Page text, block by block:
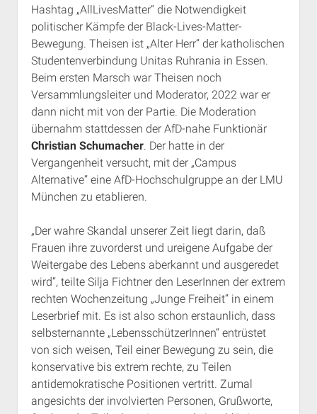
Hashtag „AllLivesMatter“ die Notwendigkeit
politischer Kämpfe der Black-Lives-Matter-
Bewegung. Theisen ist „Alter Herr“ der katholischen
Studentenverbindung Unitas Ruhrania in Essen.
Beim ersten Marsch war Theisen noch
Versammlungsleiter und Moderator, 2022 war er
dann nicht mit von der Partie. Die Moderation
übernahm stattdessen der AfD-nahe Funktionär
Christian Schumacher. Der hatte in der
Vergangenheit versucht, mit der „Campus
Alternative“ eine AfD-Hochschulgruppe an der LMU
München zu etablieren.
„Der wahre Skandal unserer Zeit liegt darin, daß
Frauen ihre zuvorderst und ureigene Aufgabe der
Weitergabe des Lebens aberkannt und ausgeredet
wird“, teilte Silja Fichtner den LeserInnen der extrem
rechten Wochenzeitung „Junge Freiheit“ in einem
Leserbrief mit. Es ist also schon erstaunlich, dass
selbsternannte „LebensschützerInnen“ entrüstet
von sich weisen, Teil einer Bewegung zu sein, die
konservative bis extrem rechte, zu Teilen
antidemokratische Positionen vertritt. Zumal
angesichts der involvierten Personen, Grußworte,